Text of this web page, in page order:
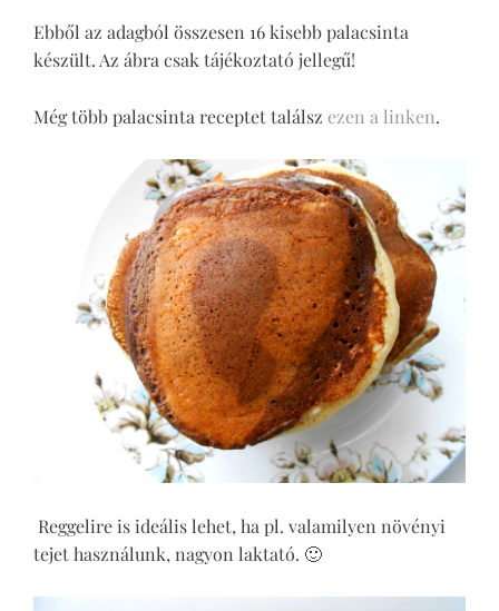
Ebből az adagból összesen 16 kisebb palacsinta
készült. Az ábra csak tájékoztató jellegű!
Még több palacsinta receptet találsz ezen a linken.
Reggelire is ideális lehet, ha pl. valamilyen növényi
tejet használunk, nagyon laktató. 🙂